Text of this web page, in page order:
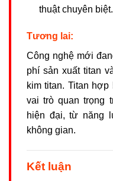
thuật chuyên biệt.
Tương lai:
Công nghệ mới
phí sản xuất titan
kim titan. Titan
vai trò quan trọng
hiện đại, từ năng
không gian.
Kết luận